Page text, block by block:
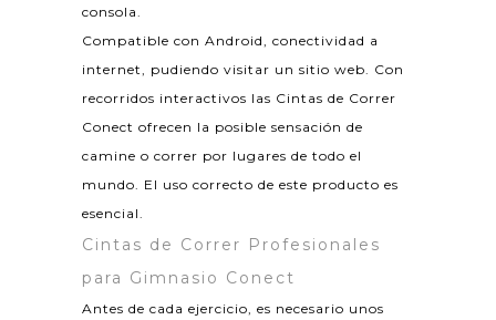
consola.
Compatible con Android, conectividad a
internet, pudiendo visitar un sitio web. Con
recorridos interactivos las Cintas de Correr
Conect ofrecen la posible sensación de
camine o correr por lugares de todo el
mundo. El uso correcto de este producto es
esencial.
Cintas de Correr Profesionales
para Gimnasio Conect
Antes de cada ejercicio, es necesario unos